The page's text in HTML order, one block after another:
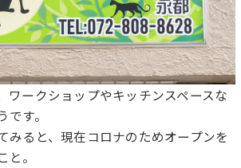
ワークショップやキッチンスペースな
す。
みると、現在コロナのためオープンを
。